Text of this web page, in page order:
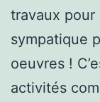
travaux
sympatique
oeuvres !
activités